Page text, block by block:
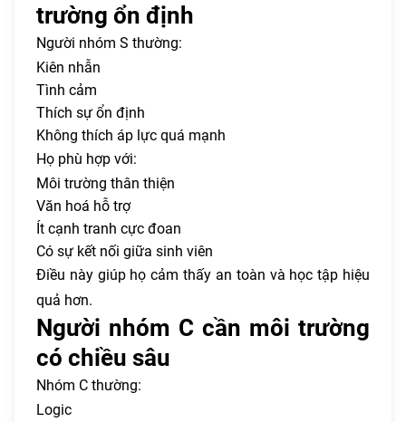
trường ổn định
Người nhóm S thường:
Kiên nhẫn
Tình cảm
Thích sự ổn định
Không thích áp lực quá mạnh
Họ phù hợp với:
Môi trường thân thiện
Văn hoá hỗ trợ
Ít cạnh tranh cực đoan
Có sự kết nối giữa sinh viên
Điều này giúp họ cảm thấy an toàn và học tập hiệu
quả hơn.
Người nhóm C cần môi trường
có chiều sâu
Nhóm C thường:
Logic